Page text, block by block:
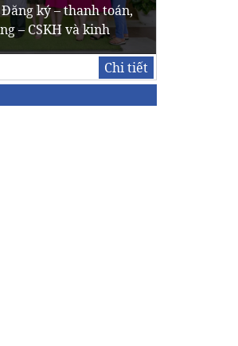
ký – thanh toán,
– CSKH và kinh
Chi tiết